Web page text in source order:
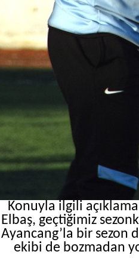
Konuyla ilgili
Elbaş, geçtiğimiz
Ayancang’la bir sezon
ekibi de bozmadan